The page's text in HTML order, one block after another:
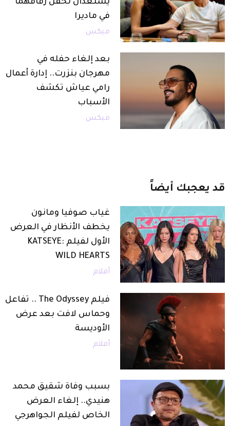
في ماديرا
ميكس
بعد إلغاء حفله في
مهرجان بنزرت.. إدارة أعمال
رامي عياش تكشف
الأسباب
ميكس
قد يعجبك أيضاً
غياب صوفيا ومانون
يخطف الأنظار في العرض
الأول لفيلم KATSEYE:
WILD HEARTS
أفلام
فيلم The Odyssey .. تفاعل
وحماس لافت بعد عرض
الأوديسة
أفلام
بسبب وفاة شقيق محمد
هنيدي.. إلغاء العرض
الخاص لفيلم الجواهرجي